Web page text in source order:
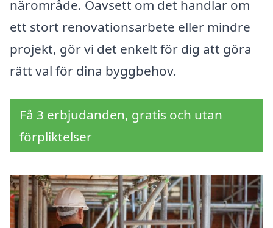
närområde. Oavsett om det handlar om
ett stort renovationsarbete eller mindre
projekt, gör vi det enkelt för dig att göra
rätt val för dina byggbehov.
Få 3 erbjudanden, gratis och utan
förpliktelser